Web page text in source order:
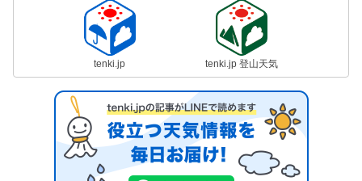
tenki.jp tenki.jp 登山天気